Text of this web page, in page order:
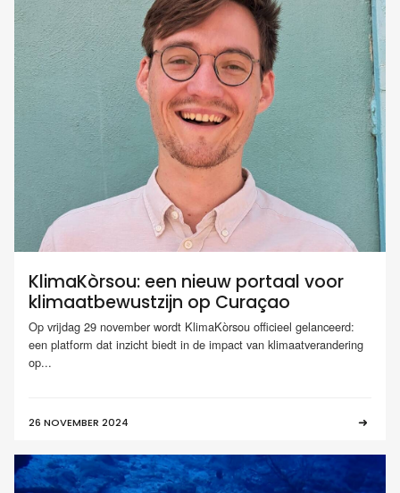
KlimaKòrsou: een nieuw portaal voor
klimaatbewustzijn op Curaçao
Op vrijdag 29 november wordt KlimaKòrsou officieel gelanceerd:
een platform dat inzicht biedt in de impact van klimaatverandering
op...
26 NOVEMBER 2024